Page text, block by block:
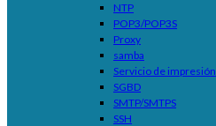
NTP
POP3/POP3S
Proxy
samba
Servicio de impresión
SGBD
SMTP/SMTPS
SSH